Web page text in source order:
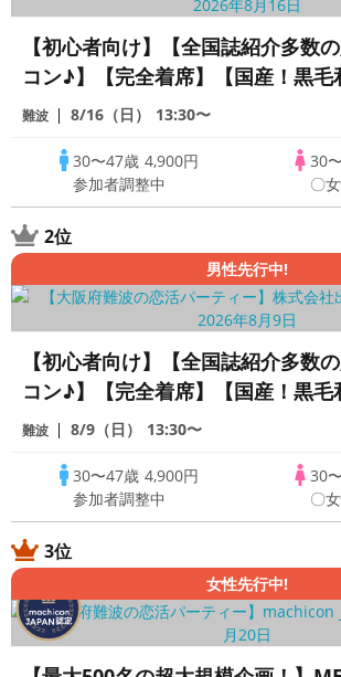
【初心者向け】【全国誌紹介多数
コン♪】【完全着席】【国産！黒毛
寿司☆】【料理長自慢の日替わり逸
楽しむ♪】【LINE交換自由・席が
り！！】
難波 8/16（日） 13:30〜
30〜47歳 4,900円
参加者調整中
30
〇
2位
男性先行中!
【初心者向け】【全国誌紹介多数
コン♪】【完全着席】【国産！黒毛
寿司☆】【料理長自慢の日替わり逸
楽しむ♪】【LINE交換自由・席が
り！！】
難波 8/9（日） 13:30〜
30〜47歳 4,900円
参加者調整中
30
〇
3位
女性先行中!